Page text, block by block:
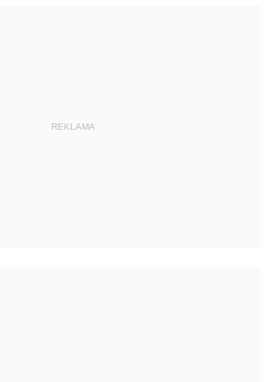
REKLAMA